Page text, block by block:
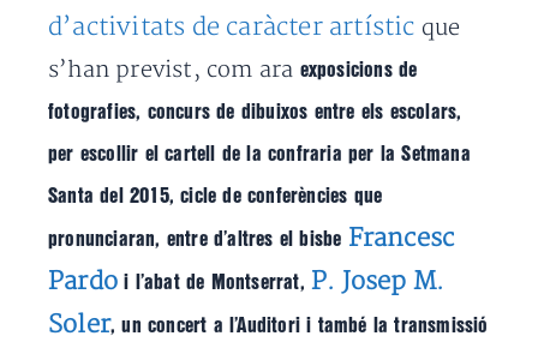
d’activitats de caràcter artístic que
s’han previst, com ara exposicions de
fotografies, concurs de dibuixos entre els escolars,
per escollir el cartell de la confraria per la Setmana
Santa del 2015, cicle de conferències que
pronunciaran, entre d’altres el bisbe Francesc
Pardo i l’abat de Montserrat, P. Josep M.
Soler, un concert a l’Auditori i també la transmissió